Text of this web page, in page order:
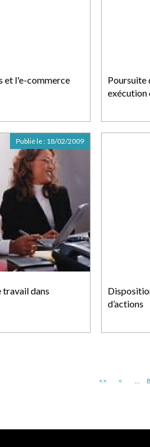
et l'e-commerce
Poursuite
exécution
travail dans
Publié le : 18/02/2009
d’actions
<< < ...